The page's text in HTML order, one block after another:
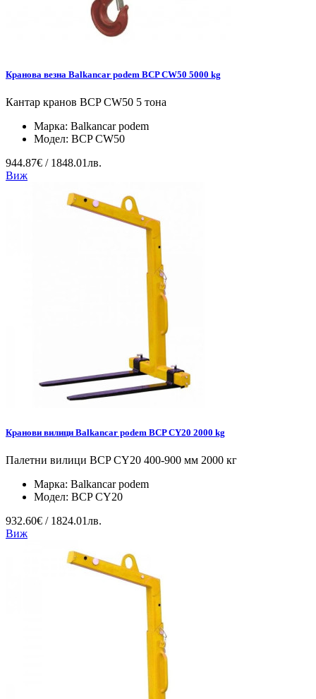
Кранова везна Balkancar podem BCP CW50 5000 kg
Кантар кранов BCP CW50 5 тона
Марка: Balkancar podem
Модел: BCP CW50
944.87€ / 1848.01лв.
Виж
Кранови вилици Balkancar podem BCP CY20 2000 kg
Палетни вилици BCP CY20 400-900 мм 2000 кг
Марка: Balkancar podem
Модел: BCP CY20
932.60€ / 1824.01лв.
Виж